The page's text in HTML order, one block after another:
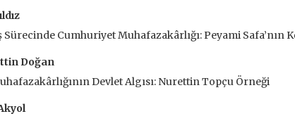
280,00 TL
Sürecinde Cumhuriyet Muhafazakârlığı: Peyami Safa’nın
Doğan
Devlet Algısı: Nurettin Topçu Örneği